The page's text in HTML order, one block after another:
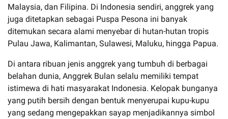
Malaysia, dan Filipina. Di Indonesia sendiri, anggrek yang
juga ditetapkan sebagai Puspa Pesona ini banyak
ditemukan secara alami menyebar di hutan-hutan tropis
Pulau Jawa, Kalimantan, Sulawesi, Maluku, hingga Papua.
Di antara ribuan jenis anggrek yang tumbuh di berbagai
belahan dunia, Anggrek Bulan selalu memiliki tempat
istimewa di hati masyarakat Indonesia. Kelopak bunganya
yang putih bersih dengan bentuk menyerupai kupu-kupu
yang sedang mengepakkan sayap menjadikannya simbol